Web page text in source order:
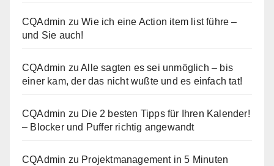
CQAdmin zuWie ich eine Action item list führe –
und Sie auch!
CQAdmin zuAlle sagten es sei unmöglich – bis
einer kam, der das nicht wußte und es einfach tat!
CQAdmin zu Die 2 besten Tipps für Ihren Kalender!
– Blocker und Puffer richtig angewandt
CQAdmin zu Projektmanagement in 5 Minuten